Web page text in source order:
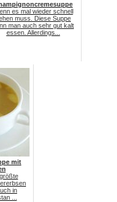
es mal wieder schnell
muss. Diese Suppe
man auch sehr gut kalt
essen. Allerdings...
mit
in
...